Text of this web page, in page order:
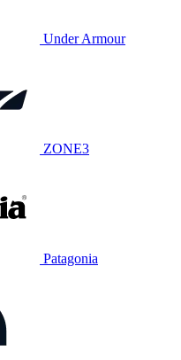
Under Armour
ZONE3
Patagonia